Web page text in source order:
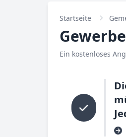
Startseite
Ein kostenloses